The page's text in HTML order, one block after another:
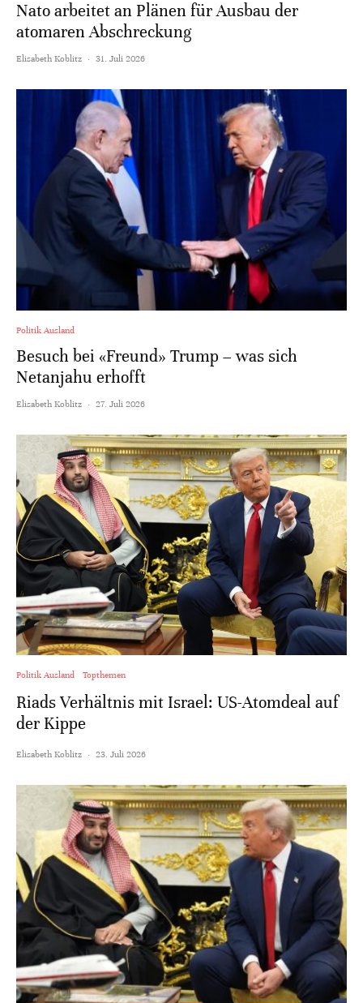
Nato arbeitet an Plänen für Ausbau der
atomaren Abschreckung
Elisabeth Koblitz · 31. Juli 2026
Politik Ausland
Besuch bei «Freund» Trump – was sich
Netanjahu erhofft
Elisabeth Koblitz · 27. Juli 2026
Politik Ausland Topthemen
Riads Verhältnis mit Israel: US-Atomdeal auf
der Kippe
Elisabeth Koblitz · 23. Juli 2026